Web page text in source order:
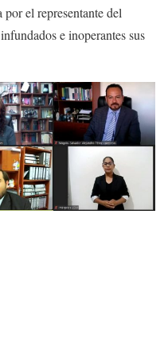
por el representante del
e inoperantes sus